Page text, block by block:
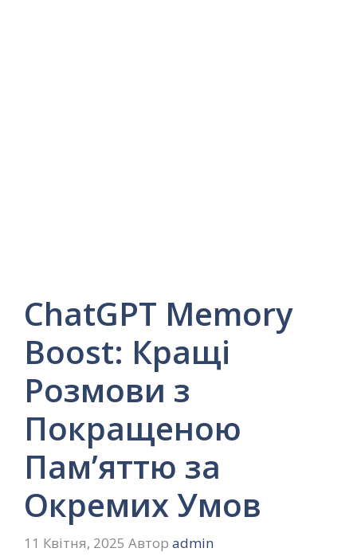
ChatGPT Memory
Boost: Кращі
Розмови з
Покращеною
Пам’яттю за
Окремих Умов
11 Квітня, 2025 Автор admin